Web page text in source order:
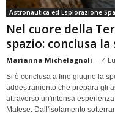
Astronautica ed Esplorazione
Nel cuore della
spazio: conclusa la
Marianna Michelagnoli - 4
Si è conclusa a fine giugno la
addestramento che prepara gli
attraverso un'intensa
Matese. Dall'isolamento